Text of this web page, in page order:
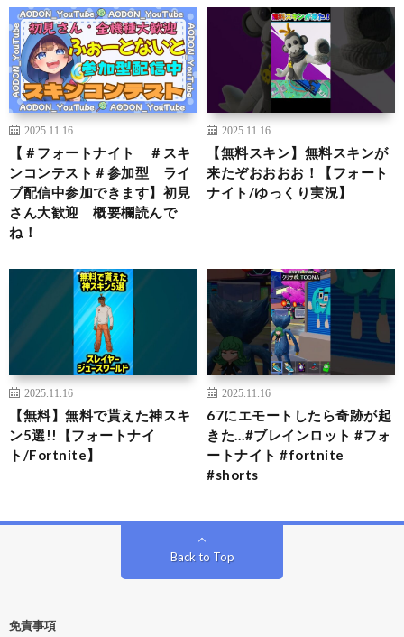
2025.11.16
【＃フォートナイト ＃スキ
ンコンテスト＃参加型 ライ
ブ配信中参加できます】初見
さん大歓迎 概要欄読んで
ね！
2025.11.16
【無料スキン】無料スキンが
来たぞおおおお！【フォート
ナイト/ゆっくり実況】
2025.11.16
【無料】無料で貰えた神スキ
ン5選!!【フォートナイ
ト/Fortnite】
2025.11.16
67にエモートしたら奇跡が起
きた…#ブレインロット #フォ
ートナイト #fortnite
#shorts
Back to Top
免責事項